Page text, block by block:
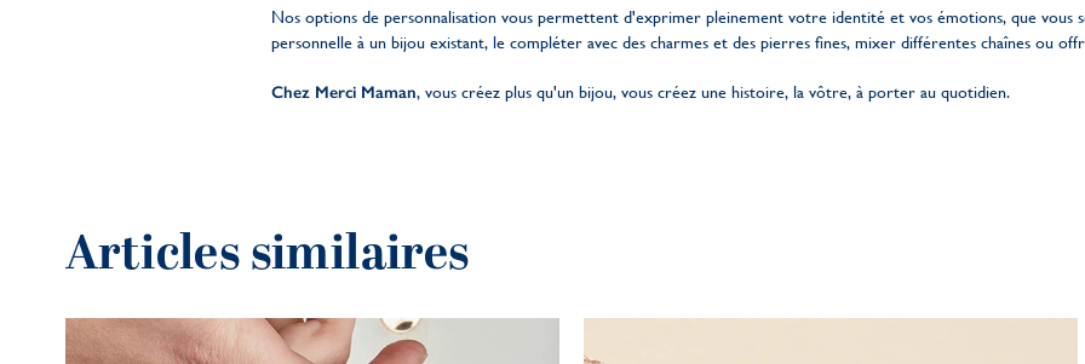
Nos options de personnalisation vous permettent d'exprimer pleinement votre identité et vos émotions, que vous
personnelle à un bijou existant, le compléter avec des charmes et des pierres fines, mixer différentes chaînes ou
Chez Merci Maman, vous créez plus qu'un bijou, vous créez une histoire, la vôtre, à porter au quotidien.
Articles similaires